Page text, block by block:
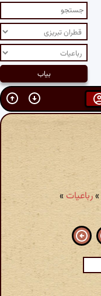
»رباعیات»